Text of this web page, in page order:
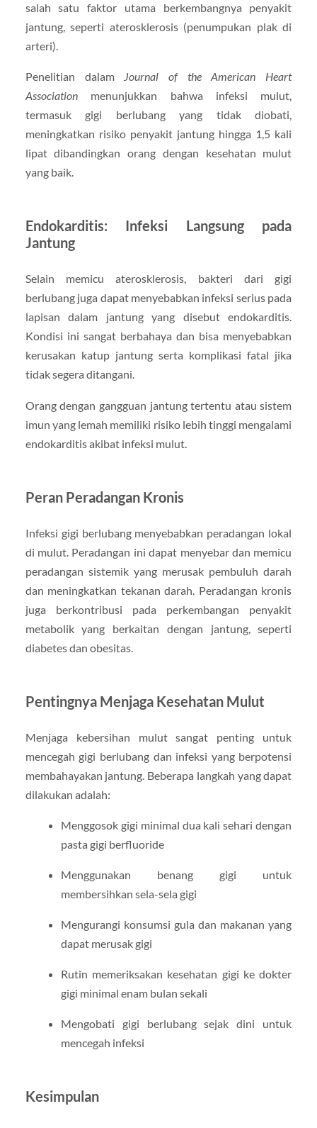
salah satu faktor utama berkembangnya penyakit
jantung, seperti aterosklerosis (penumpukan plak di
arteri).
Penelitian dalam Journal of the American Heart
Associationmenunjukkan bahwa infeksi mulut,
termasuk gigi berlubang yang tidak diobati,
meningkatkan risiko penyakit jantung hingga 1,5 kali
lipat dibandingkan orang dengan kesehatan mulut
yang baik.
Endokarditis: Infeksi Langsung pada
Jantung
Selain memicu aterosklerosis, bakteri dari gigi
berlubang juga dapat menyebabkan infeksi serius pada
lapisan dalam jantung yang disebut endokarditis.
Kondisi ini sangat berbahaya dan bisa menyebabkan
kerusakan katup jantung serta komplikasi fatal jika
tidak segera ditangani.
Orang dengan gangguan jantung tertentu atau sistem
imun yang lemah memiliki risiko lebih tinggi mengalami
endokarditis akibat infeksi mulut.
Peran Peradangan Kronis
Infeksi gigi berlubang menyebabkan peradangan lokal
di mulut. Peradangan ini dapat menyebar dan memicu
peradangan sistemik yang merusak pembuluh darah
dan meningkatkan tekanan darah. Peradangan kronis
juga berkontribusi pada perkembangan penyakit
metabolik yang berkaitan dengan jantung, seperti
diabetes dan obesitas.
Pentingnya Menjaga Kesehatan Mulut
Menjaga kebersihan mulut sangat penting untuk
mencegah gigi berlubang dan infeksi yang berpotensi
membahayakan jantung. Beberapa langkah yang dapat
dilakukan adalah:
Menggosok gigi minimal dua kali sehari dengan
pasta gigi berfluoride
Menggunakan benang gigi untuk
membersihkan sela-sela gigi
Mengurangi konsumsi gula dan makanan yang
dapat merusak gigi
Rutin memeriksakan kesehatan gigi ke dokter
gigi minimal enam bulan sekali
Mengobati gigi berlubang sejak dini untuk
mencegah infeksi
Kesimpulan